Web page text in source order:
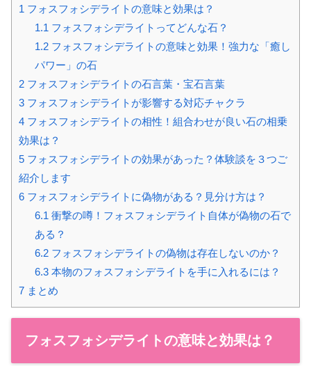
1 フォスフォシデライトの意味と効果は？
1.1 フォスフォシデライトってどんな石？
1.2フォスフォシデライトの意味と効果！強力な「癒し
パワー」の石
2 フォスフォシデライトの石言葉・宝石言葉
3 フォスフォシデライトが影響する対応チャクラ
4 フォスフォシデライトの相性！組合わせが良い石の相乗
効果は？
5 フォスフォシデライトの効果があった？体験談を３つご
紹介します
6 フォスフォシデライトに偽物がある？見分け方は？
6.1 衝撃の噂！フォスフォシデライト自体が偽物の石で
ある？
6.2フォスフォシデライトの偽物は存在しないのか？
6.3本物のフォスフォシデライトを手に入れるには？
7 まとめ
フォスフォシデライトの意味と効果は？